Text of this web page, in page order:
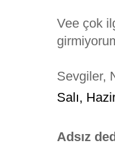
Vee çok
Sevgiler,
Salı,
Adsız